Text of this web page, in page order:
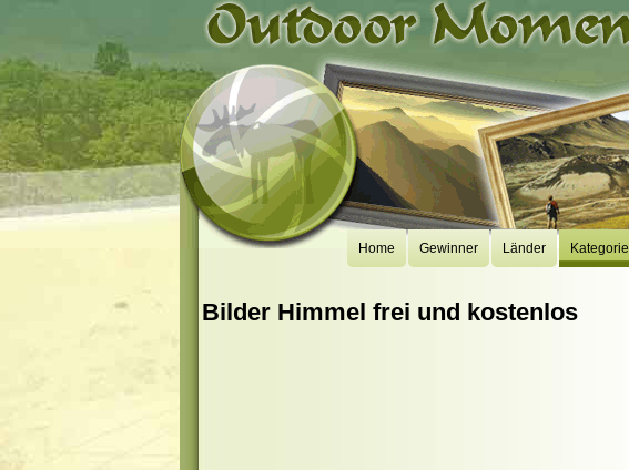
Home Gewinner Länder Kategorie
Bilder Himmel frei und kostenlos